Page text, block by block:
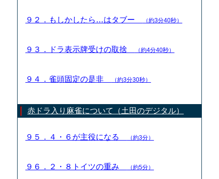
９２．もしかしたら…はタブー （約3分40秒）
９３．ドラ表示牌受けの取捨 （約4分40秒）
９４．雀頭固定の是非 （約3分30秒）
赤ドラ入り麻雀について（土田のデジタル）
９５．４・６が主役になる （約3分）
９６．２・８トイツの重み （約5分）